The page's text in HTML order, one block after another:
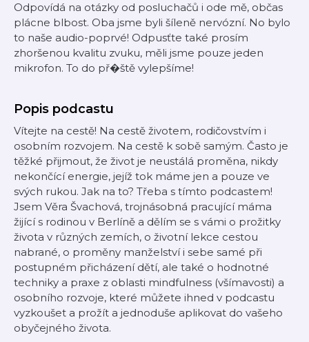
Odpovídá na otázky od posluchačů i ode mě, občas
plácne blbost. Oba jsme byli šíleně nervózní. No bylo
to naše audio-poprvé! Odpusťte také prosím
zhoršenou kvalitu zvuku, měli jsme pouze jeden
mikrofon. To do př�ště vylepšíme!
Popis podcastu
Vítejte na cestě! Na cestě životem, rodičovstvím i
osobním rozvojem. Na cestě k sobě samým. Často je
těžké přijmout, že život je neustálá proměna, nikdy
nekončící energie, jejíž tok máme jen a pouze ve
svých rukou. Jak na to? Třeba s tímto podcastem!
Jsem Věra Švachová, trojnásobná pracující máma
žijící s rodinou v Berlíně a dělím se s vámi o prožitky
života v různých zemích, o životní lekce cestou
nabrané, o proměny manželství i sebe samé při
postupném přicházení dětí, ale také o hodnotné
techniky a praxe z oblasti mindfulness (všímavosti) a
osobního rozvoje, které můžete ihned v podcastu
vyzkoušet a prožít a jednoduše aplikovat do vašeho
obyčejného života.